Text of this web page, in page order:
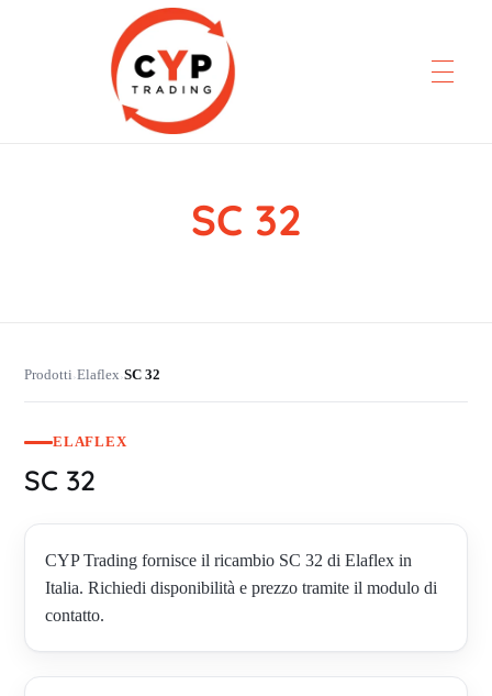
SC 32
Prodotti›Elaflex›SC 32
ELAFLEX
SC 32
CYP Trading fornisce il ricambio SC 32 di Elaflex in
Italia. Richiedi disponibilità e prezzo tramite il modulo di
contatto.